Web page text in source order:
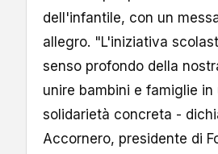
dell'infantile, con un
allegro. "L'iniziativa
senso profondo della
unire bambini e famiglie in
solidarietà concreta -
Accornero, presidente di